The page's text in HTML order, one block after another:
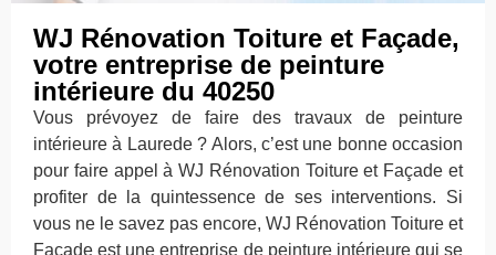
WJ Rénovation Toiture et Façade,
votre entreprise de peinture
intérieure du 40250
Vous prévoyez de faire des travaux de peinture
intérieure à Laurede ? Alors, c’est une bonne occasion
pour faire appel à WJ Rénovation Toiture et Façade et
profiter de la quintessence de ses interventions. Si
vous ne le savez pas encore, WJ Rénovation Toiture et
Façade est une entreprise de peinture intérieure qui se